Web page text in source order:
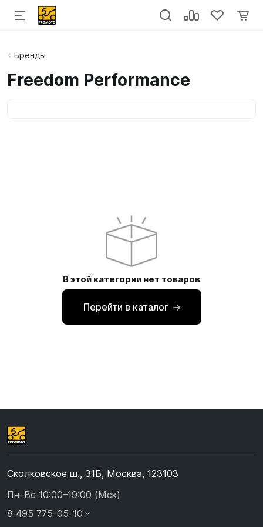
Бренды
Freedom Performance
В этой категории нет товаров
Перейти в каталог
Сколковское ш., 31Б, Москва, 123103
Пн–Вс 10:00–19:00 (Мск)
8 495 775-05-10